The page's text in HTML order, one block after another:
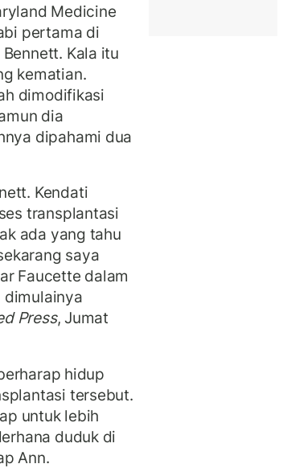
Medicine
pertama di
Kala itu
kematian.
dimodifikasi
dia
dipahami dua
Kendati
transplantasi
ada yang tahu
saya
Faucette dalam
dimulainya
Press, Jumat
hidup
tersebut.
untuk lebih
duduk di
Ann.